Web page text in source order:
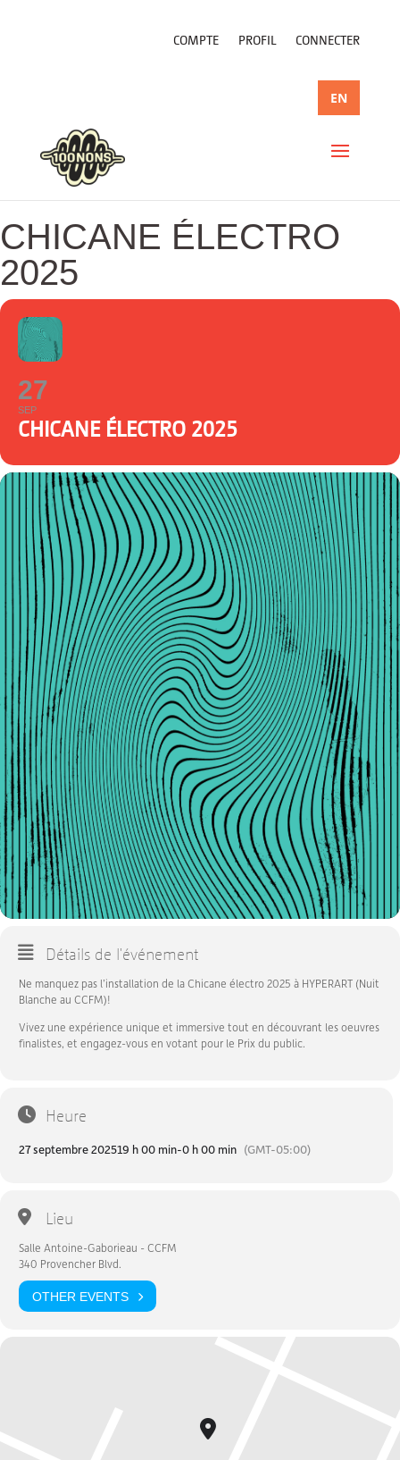
COMPTE PROFIL CONNECTER
EN
CHICANE ÉLECTRO
2025
27
SEP
CHICANE ÉLECTRO 2025
Détails de l'événement
Ne manquez pas l’installation de la Chicane électro 2025 à HYPERART (Nuit
Blanche au CCFM)!
Vivez une expérience unique et immersive tout en découvrant les oeuvres
finalistes, et engagez-vous en votant pour le Prix du public.
Heure
27 septembre 202519 h 00 min-0 h 00 min (GMT-05:00)
Lieu
Salle Antoine-Gaborieau - CCFM
340 Provencher Blvd.
OTHER EVENTS